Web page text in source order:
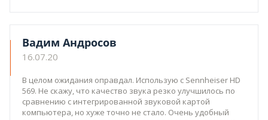
Вадим Андросов
16.07.20
В целом ожидания оправдал. Использую с Sennheiser HD
569. Не скажу, что качество звука резко улучшилось по
сравнению с интегрированной звуковой картой
компьютера, но хуже точно не стало. Очень удобный